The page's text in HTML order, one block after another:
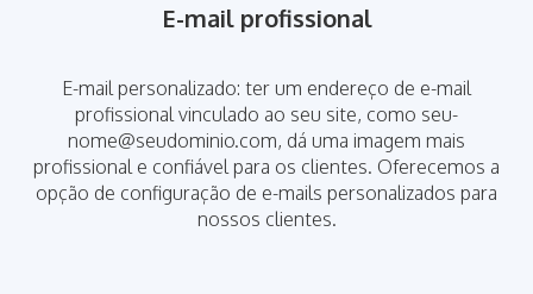
E-mail profissional
E-mail personalizado: ter um endereço de e-mail
profissional vinculado ao seu site, como seu-
nome@seudominio.com, dá uma imagem mais
profissional e confiável para os clientes. Oferecemos a
opção de configuração de e-mails personalizados para
nossos clientes.